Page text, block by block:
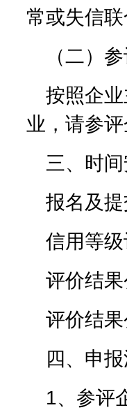
常或失信联
（二）
按照企
业，请参
三、时
报名及
信用等
评价结
评价结
四、申
1、参评